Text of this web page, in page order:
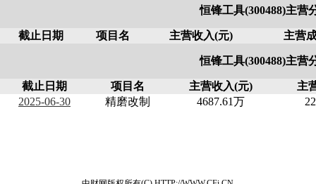
恒锋工具(300488)主营
截止日期 项目名 主营收入(元) 主营
恒锋工具(300488)主营
截止日期 项目名 主营收入(元)
主
2025-06-30
精磨改制 4687.61万